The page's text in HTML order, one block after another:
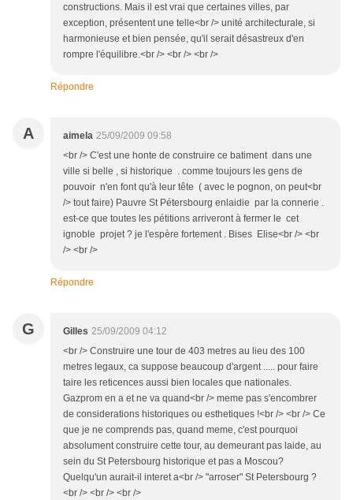
constructions. Mais il est vrai que certaines villes, par
exception, présentent une telle<br /> unité architecturale, si
harmonieuse et bien pensée, qu'il serait désastreux d'en
rompre l'équilibre.<br /> <br /> <br />
Répondre
A aimela 25/09/2009 09:58
<br /> C'est une honte de construire ce batiment dans une
ville si belle , si historique . comme toujours les gens de
pouvoir n'en font qu'à leur tête ( avec le pognon, on peut<br
/> tout faire) Pauvre St Pétersbourg enlaidie par la connerie .
est-ce que toutes les pétitions arriveront à fermer le cet
ignoble projet ? je l'espère fortement . Bises Elise<br /> <br
/> <br />
Répondre
G Gilles 25/09/2009 04:12
<br /> Construire une tour de 403 metres au lieu des 100
metres legaux, ca suppose beaucoup d'argent ..... pour faire
taire les reticences aussi bien locales que nationales.
Gazprom en a et ne va quand<br /> meme pas s'encombrer
de considerations historiques ou esthetiques !<br /> <br /> Ce
que je ne comprends pas, quand meme, c'est pourquoi
absolument construire cette tour, au demeurant pas laide, au
sein du St Petersbourg historique et pas a Moscou?
Quelqu'un aurait-il interet a<br /> "arroser" St Petersbourg ?
<br /> <br /> <br />